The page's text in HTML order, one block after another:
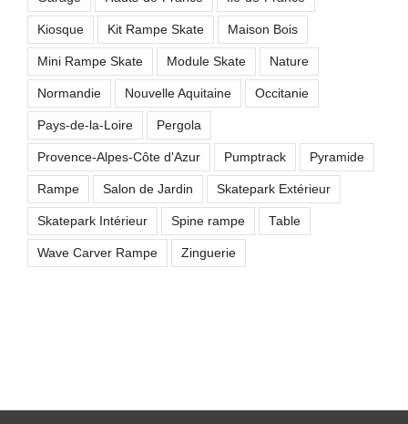
Kiosque Kit Rampe Skate Maison Bois
Mini Rampe Skate Module Skate Nature
Normandie Nouvelle Aquitaine Occitanie
Pays-de-la-Loire Pergola
Provence-Alpes-Côte d'Azur Pumptrack Pyramide
Rampe Salon de Jardin Skatepark Extérieur
Skatepark Intérieur Spine rampe Table
Wave Carver Rampe Zinguerie